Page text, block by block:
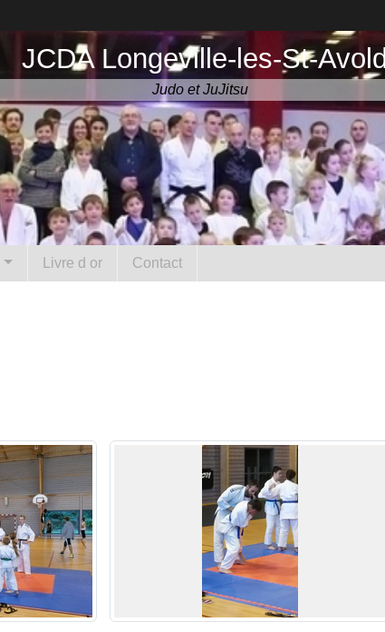
JCDA Longeville-les-St-Avold
Judo et JuJitsu
Livre d or Contact